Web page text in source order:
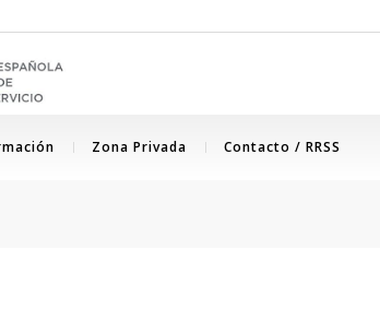
Zona Privada Contacto / RRSS